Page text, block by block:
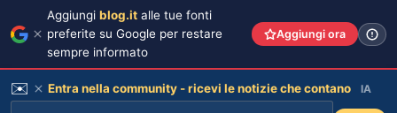
Aggiungi blog.it alle tue fonti
preferite su Google per restare
sempre informato
Aggiungi ora
✉️ Entra nella community - ricevi le notizie che contano IA